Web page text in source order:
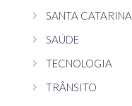
SANTA CATARINA
SAÚDE
TECNOLOGIA
TRÂNSITO